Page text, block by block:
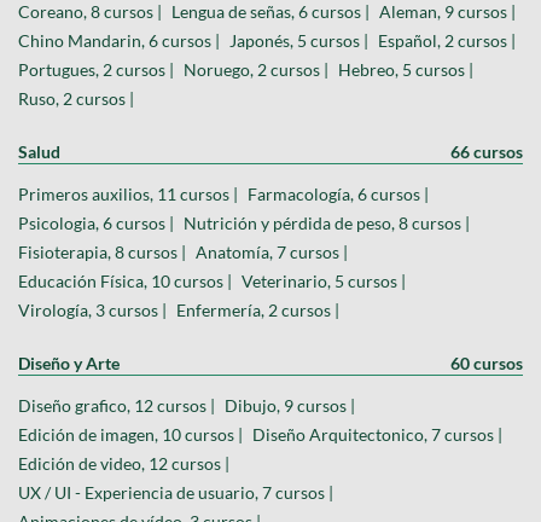
Coreano, 8 cursos | Lengua de señas, 6 cursos | Aleman, 9 cursos |
Chino Mandarin, 6 cursos |
Japonés, 5 cursos | Español, 2 cursos |
Portugues, 2 cursos | Noruego, 2 cursos | Hebreo, 5 cursos |
Ruso, 2 cursos |
Salud 66 cursos
Primeros auxilios, 11 cursos | Farmacología, 6 cursos |
Psicologia, 6 cursos | Nutrición y pérdida de peso, 8 cursos |
Fisioterapia, 8 cursos | Anatomía, 7 cursos |
Educación Física, 10 cursos | Veterinario, 5 cursos |
Virología, 3 cursos | Enfermería, 2 cursos |
Diseño y Arte 60 cursos
Diseño grafico, 12 cursos | Dibujo, 9 cursos |
Edición de imagen, 10 cursos | Diseño Arquitectonico, 7 cursos |
Edición de video, 12 cursos |
UX / UI - Experiencia de usuario, 7 cursos |